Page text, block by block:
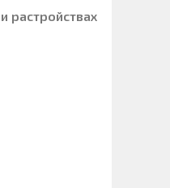
растройствах